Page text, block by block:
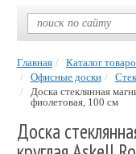
Главная Каталог
Офисные доски
Доска стеклянная
фиолетовая, 100 см
Доска